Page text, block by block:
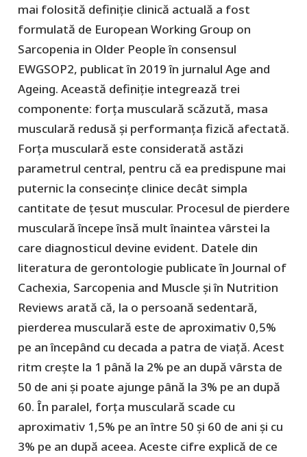
mai folosită definiție clinică actuală a fost
formulată de European Working Group on
Sarcopenia in Older People în consensul
EWGSOP2, publicat în 2019 în jurnalul Age and
Ageing. Această definiție integrează trei
componente: forța musculară scăzută, masa
musculară redusă și performanța fizică afectată.
Forța musculară este considerată astăzi
parametrul central, pentru că ea predispune mai
puternic la consecințe clinice decât simpla
cantitate de țesut muscular. Procesul de pierdere
musculară începe însă mult înaintea vârstei la
care diagnosticul devine evident. Datele din
literatura de gerontologie publicate în Journal of
Cachexia, Sarcopenia and Muscle și în Nutrition
Reviews arată că, la o persoană sedentară,
pierderea musculară este de aproximativ 0,5%
pe an începând cu decada a patra de viață. Acest
ritm crește la 1 până la 2% pe an după vârsta de
50 de ani și poate ajunge până la 3% pe an după
60. În paralel, forța musculară scade cu
aproximativ 1,5% pe an între 50 și 60 de ani și cu
3% pe an după aceea. Aceste cifre explică de ce